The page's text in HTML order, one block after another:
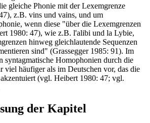
gleiche Phonie mit der Lexemgrenze
z.B. vins und vains, und um
wenn diese "über die Lexemgrenzen
1980: 47), wie z.B. l'alibi und la Lybie,
hinweg gleichlautende Sequenzen
sind" (Grassegger 1985: 91). Im
syntagmatische Homophonien durch die
viel häufiger als im Deutschen vor, das die
(vgl. Heibert 1980: 47; vgl.
der Kapitel